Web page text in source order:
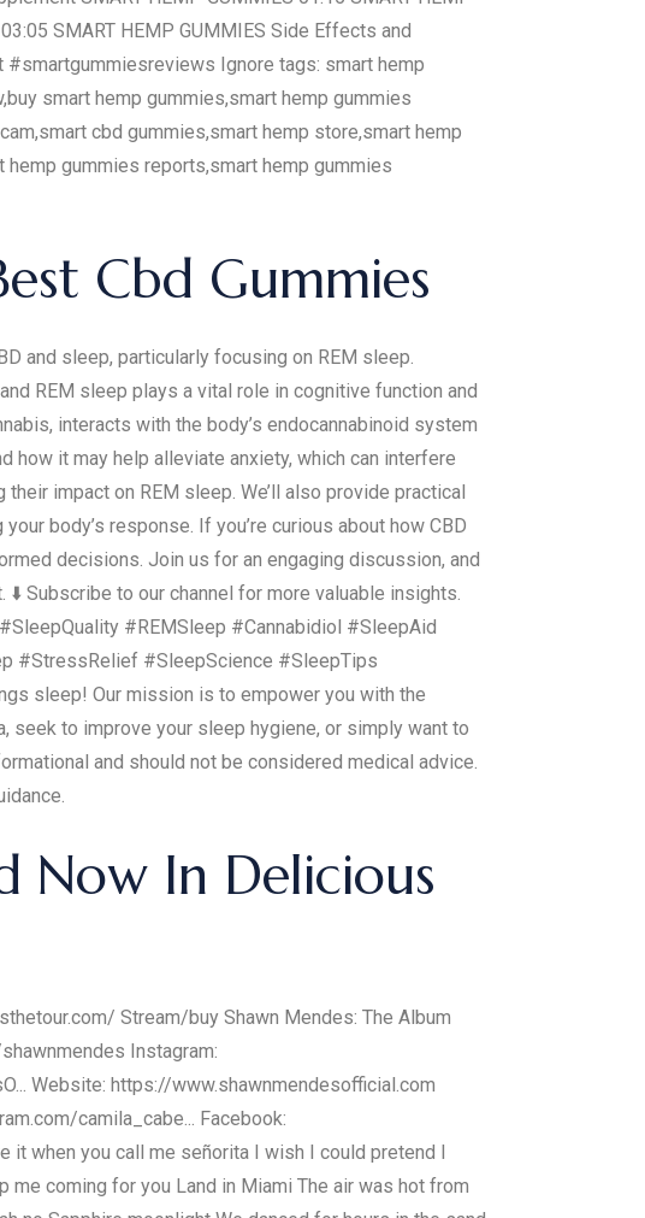
SMART HEMP GUMMIES Side Effects and
#smartgummiesreviews Ignore tags: smart hemp
smart hemp gummies,smart hemp gummies
cbd gummies,smart hemp store,smart hemp
gummies reports,smart hemp gummies
Cbd Gummies
and sleep, particularly focusing on REM sleep.
REM sleep plays a vital role in cognitive function and
interacts with the body’s endocannabinoid system
how it may help alleviate anxiety, which can interfere
impact on REM sleep. We’ll also provide practical
body’s response. If you’re curious about how CBD
decisions. Join us for an engaging discussion, and
Subscribe to our channel for more valuable insights.
#REMSleep #Cannabidiol #SleepAid
#StressRelief #SleepScience #SleepTips
sleep! Our mission is to empower you with the
seek to improve your sleep hygiene, or simply want to
and should not be considered medical advice.
Now In Delicious
Stream/buy Shawn Mendes: The Album
Instagram:
Website: https://www.shawnmendesofficial.com
camila_cabe... Facebook:
when you call me señorita I wish I could pretend I
me coming for you Land in Miami The air was hot from